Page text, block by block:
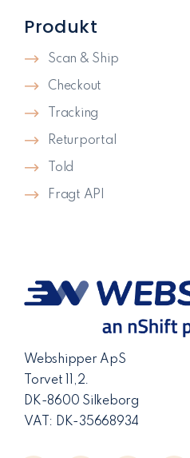
Webshipper ApS
Torvet 11,2.
DK-8600 Silkeborg
VAT: DK-35668934
Produkt
Scan & Ship
Checkout
Tracking
Returportal
Told
Fragt API